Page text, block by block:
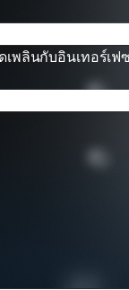
ลินกับอินเทอร์เฟ